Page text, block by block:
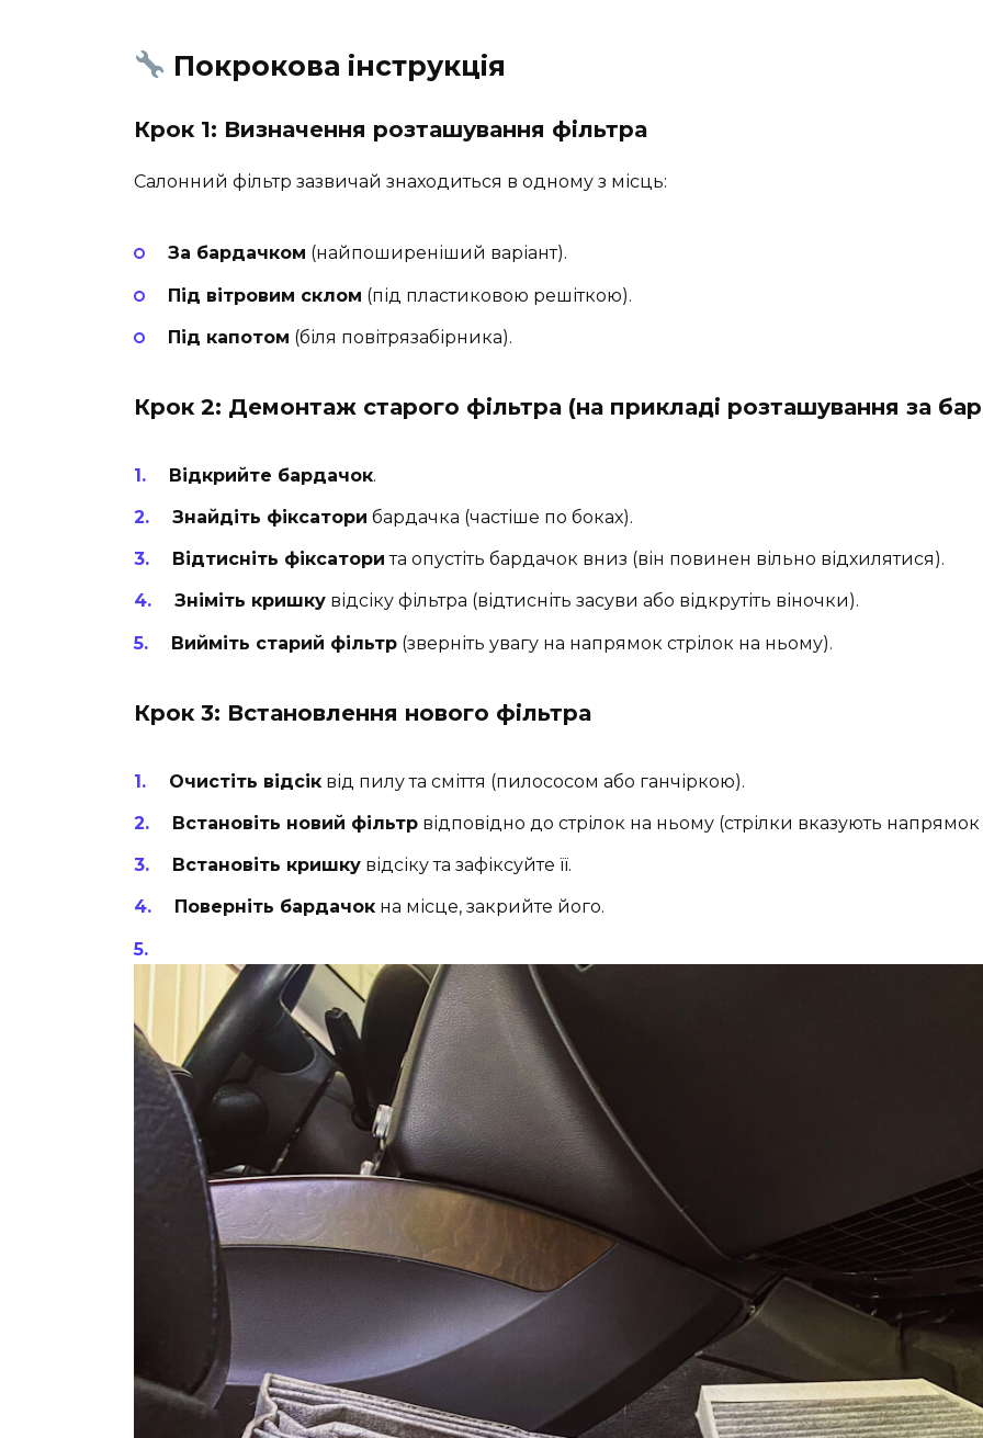
Покрокова інструкція
Крок 1: Визначення розташування фільтра
Салонний фільтр зазвичай знаходиться в одному з місць:
За бардачком (найпоширеніший варіант).
Під вітровим склом (під пластиковою решіткою).
Під капотом (біля повітрязабірника).
Крок 2: Демонтаж старого фільтра (на прикладі розташування за
Відкрийте бардачок.
Знайдіть фіксатори бардачка (частіше по боках).
Відтисніть фіксатори та опустіть бардачок вниз (він повинен вільно відхилятися).
Зніміть кришкувідсіку фільтра (відтисніть засуви або відкрутіть віночки).
Вийміть старий фільтр(зверніть увагу на напрямок стрілок на ньому).
Крок 3: Встановлення нового фільтра
Очистіть відсіквід пилу та сміття (пилососом або ганчіркою).
Встановіть новий фільтрвідповідно до стрілок на ньому (стрілки вказують
Встановіть кришкувідсіку та зафіксуйте її.
Поверніть бардачокна місце, закрийте його.